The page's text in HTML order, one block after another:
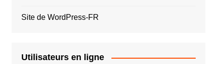
Site de WordPress-FR
Utilisateurs en ligne